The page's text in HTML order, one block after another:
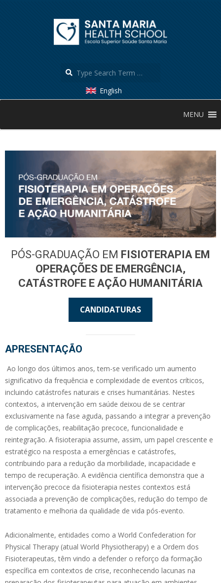
English
Menu
MENU
PÓS-GRADUAÇÃO EM FISIOTERAPIA EM
OPERAÇÕES DE EMERGÊNCIA,
CATÁSTROFE E AÇÃO HUMANITÁRIA
CANDIDATURAS
APRESENTAÇÃO
Ao longo dos últimos anos, tem-se verificado um aumento
significativo da frequência e complexidade de eventos críticos,
incluindo catástrofes naturais e crises humanitárias. Nestes
contextos, a intervenção em saúde deixou de se centrar
exclusivamente na fase aguda, passando a integrar a prevenção
de complicações, reabilitação precoce, funcionalidade e
reintegração. A fisioterapia assume, assim, um papel crescente e
estratégico na resposta a emergências e catástrofes,
contribuindo para a redução da morbilidade, incapacidade e
tempo de recuperação. A evidência científica demonstra que a
intervenção precoce da fisioterapia nestes contextos está
associada a prevenção de complicações, redução do tempo de
tratamento e melhoria da qualidade de vida pós-evento.
Adicionalmente, entidades como a World Confederation for
Physical Therapy (atual World Physiotherapy) e a Ordem dos
Fisioterapeutas, têm vindo a defender o reforço da formação
específica em contextos de crise, reconhecendo lacunas na